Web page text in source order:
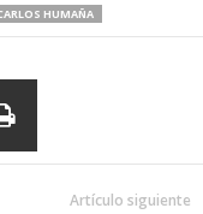
HUMAÑA
Artículo siguiente